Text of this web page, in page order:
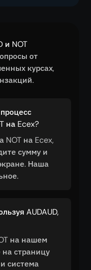
и NOT
от
курсах,
на Ecex?
NOT на Ecex,
сумму и
Наша
AUDAUD,
на нашем
на страницу
система